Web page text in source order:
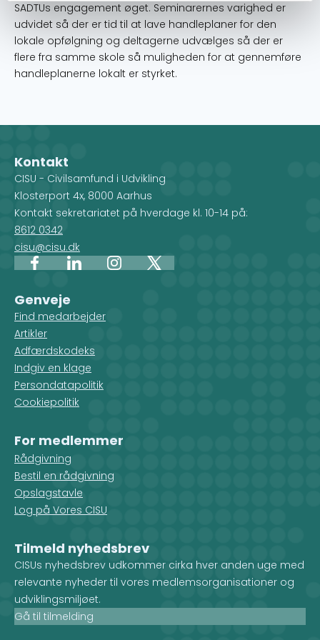
SADTUs engagement øget. Seminarernes varighed er
udvidet så der er tid til at lave handleplaner for den
lokale opfølgning og deltagerne udvælges så der er
flere fra samme skole så muligheden for at gennemføre
handleplanerne lokalt er styrket.
Kontakt
CISU - Civilsamfund i Udvikling
Klosterport 4x, 8000 Aarhus
Kontakt sekretariatet på hverdage kl. 10-14 på:
8612 0342
cisu@cisu.dk
FacebookLinkedInInstagram
X
Genveje
Find medarbejder
Artikler
Adfærdskodeks
Indgiv en klage
Persondatapolitik
Cookiepolitik
For medlemmer
Rådgivning
Bestil en rådgivning
Opslagstavle
Log på Vores CISU
Tilmeld nyhedsbrev
CISUs nyhedsbrev udkommer cirka hver anden uge med
relevante nyheder til vores medlemsorganisationer og
udviklingsmiljøet.
Gå til tilmelding